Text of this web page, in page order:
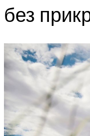
без